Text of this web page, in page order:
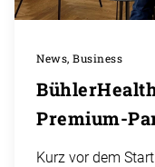
News, Business
Premium-
Kurz vor dem